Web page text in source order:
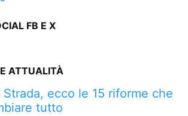
FB E X
ATTUALITÀ
ecco le 15 riforme che
tutto